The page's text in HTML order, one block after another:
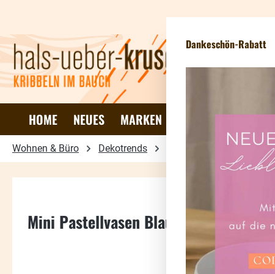
HOME NEUES MARKEN DEKO & WOHNEN
Wohnen & Büro Dekotrends
Mini Pastellvasen Blautöne 4er Set
Dankeschön-Rabatt